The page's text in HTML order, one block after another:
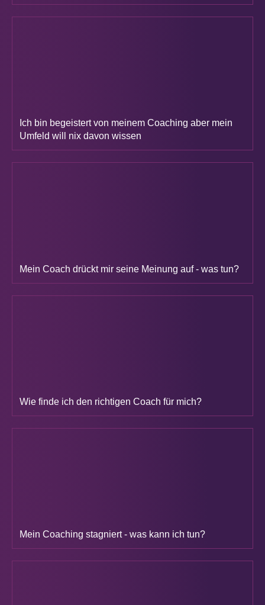
Ich bin begeistert von meinem Coaching aber mein
Umfeld will nix davon wissen
Mein Coach drückt mir seine Meinung auf - was tun?
Wie finde ich den richtigen Coach für mich?
Mein Coaching stagniert - was kann ich tun?